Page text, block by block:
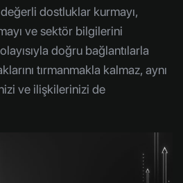
dostluklar kurmayı,
ve sektör bilgilerini
doğru bağlantılarla
tırmanmakla kalmaz, aynı
ve ilişkilerinizi de